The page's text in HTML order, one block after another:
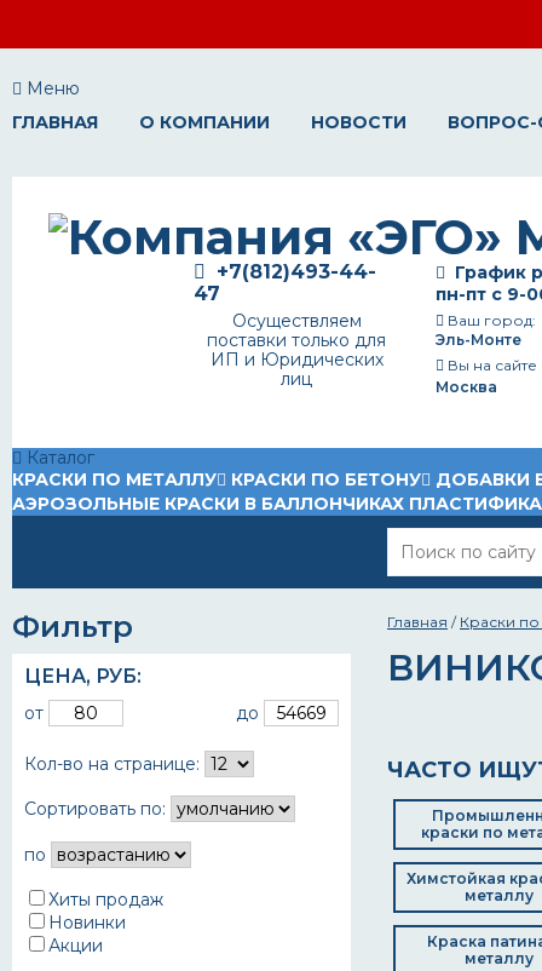
Меню
ГЛАВНАЯ
О КОМПАНИИ НОВОСТИ ВОПРОС-
График
пн-пт с 9-
Ваш город:
Эль-Монте
Вы на
Москва
+7(812)493-44-
47
Осуществляем
поставки только для
ИП и Юридических
лиц
Каталог
КРАСКИ ПО МЕТАЛЛУ
КРАСКИ ПО БЕТОНУ
ДОБАВКИ
АЭРОЗОЛЬНЫЕ КРАСКИ В БАЛЛОНЧИКАХ
Фильтр
ЦЕНА, РУБ:
от до
Кол-во на странице:
Сортировать по:
по
Хиты продаж
Новинки
Акции
Главная / Краски
ЧАСТО
краски по
Химстойкая
металлу
Краска
металлу